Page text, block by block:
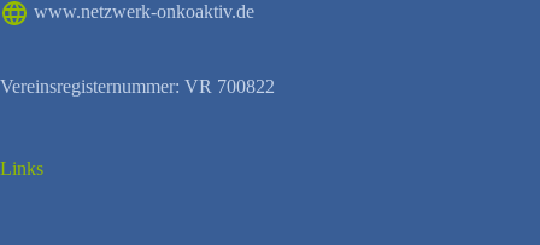
www.netzwerk-onkoaktiv.de
Vereinsregisternummer: VR 700822
Links